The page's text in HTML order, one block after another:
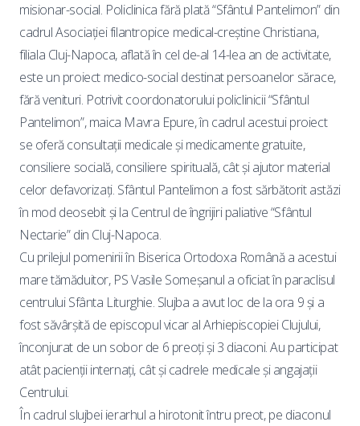
misionar-social. Policlinica fără plată “Sfântul Pantelimon” din
cadrul Asociației filantropice medical-creștine Christiana,
filiala Cluj-Napoca, aflată în cel de-al 14-lea an de activitate,
este un proiect medico-social destinat persoanelor sărace,
fără venituri. Potrivit coordonatorului policlinicii “Sfântul
Pantelimon”, maica Mavra Epure, în cadrul acestui proiect
se oferă consultații medicale și medicamente gratuite,
consiliere socială, consiliere spirituală, cât și ajutor material
celor defavorizați. Sfântul Pantelimon a fost sărbătorit astăzi
în mod deosebit și la Centrul de îngrijiri paliative “Sfântul
Nectarie” din Cluj-Napoca.
Cu prilejul pomenirii în Biserica Ortodoxa Română a acestui
mare tămăduitor, PS Vasile Someșanul a oficiat în paraclisul
centrului Sfânta Liturghie. Slujba a avut loc de la ora 9 și a
fost săvârșită de episcopul vicar al Arhiepiscopiei Clujului,
înconjurat de un sobor de 6 preoți și 3 diaconi. Au participat
atât pacienții internați, cât și cadrele medicale și angajații
Centrului.
În cadrul slujbei ierarhul a hirotonit întru preot, pe diaconul